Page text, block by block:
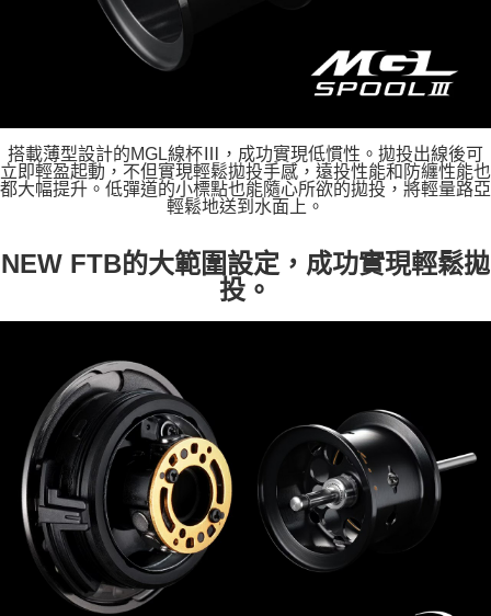
搭載薄型設計的MGL線杯Ⅲ，成功實現低慣性。拋投出線後可
立即輕盈起動，不但實現輕鬆拋投手感，遠投性能和防纏性能也
都大幅提升。低彈道的小標點也能隨心所欲的拋投，將輕量路亞
輕鬆地送到水面上。
NEW FTB的大範圍設定，成功實現輕鬆拋
投。